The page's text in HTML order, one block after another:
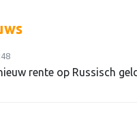
rente op Russisch